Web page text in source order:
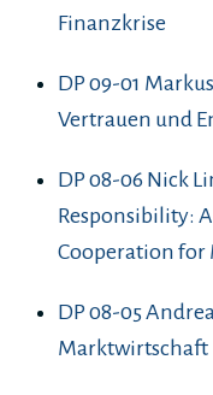
Finanzkrise
DP 09-01
Vertrauen und
DP 08-06 Nick
Responsibility:
Cooperation for
DP 08-05
Marktwirtschaft